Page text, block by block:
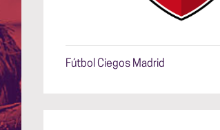
Fútbol Ciegos Madrid